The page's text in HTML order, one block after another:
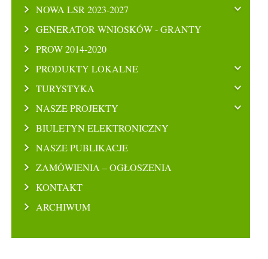
NOWA LSR 2023-2027
GENERATOR WNIOSKÓW - GRANTY
PROW 2014-2020
PRODUKTY LOKALNE
TURYSTYKA
NASZE PROJEKTY
BIULETYN ELEKTRONICZNY
NASZE PUBLIKACJE
ZAMÓWIENIA – OGŁOSZENIA
KONTAKT
ARCHIWUM